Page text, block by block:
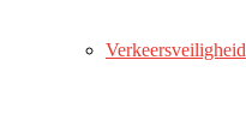
Verkeersveiligheid